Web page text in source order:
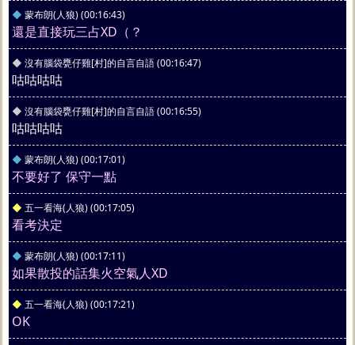
◆ 蒙布朗(人狼)(00:16:43)
還是直接玩三占XD（？
◆ 沒有腦袋甕仔雞[村]的自言自語(00:16:47)
咕咕咕咕
◆ 沒有腦袋甕仔雞[村]的自言自語(00:16:55)
咕咕咕咕
◆ 蒙布朗(人狼)(00:17:01)
不要好了 保守一點
◆ 五一看海(人狼)(00:17:05)
看考決定
◆ 蒙布朗(人狼)(00:17:11)
如果散投的話集火空氣人XD
◆ 五一看海(人狼)(00:17:21)
OK